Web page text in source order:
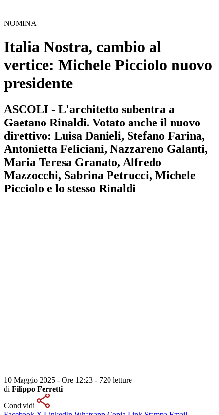
NOMINA
Italia Nostra, cambio al
vertice: Michele Picciolo nuovo
presidente
ASCOLI - L'architetto subentra a
Gaetano Rinaldi. Votato anche il nuovo
direttivo: Luisa Danieli, Stefano Farina,
Antonietta Feliciani, Nazzareno Galanti,
Maria Teresa Granato, Alfredo
Mazzocchi, Sabrina Petrucci, Michele
Picciolo e lo stesso Rinaldi
10 Maggio 2025 - Ore 12:23 - 720 letture
di Filippo Ferretti
Condividi